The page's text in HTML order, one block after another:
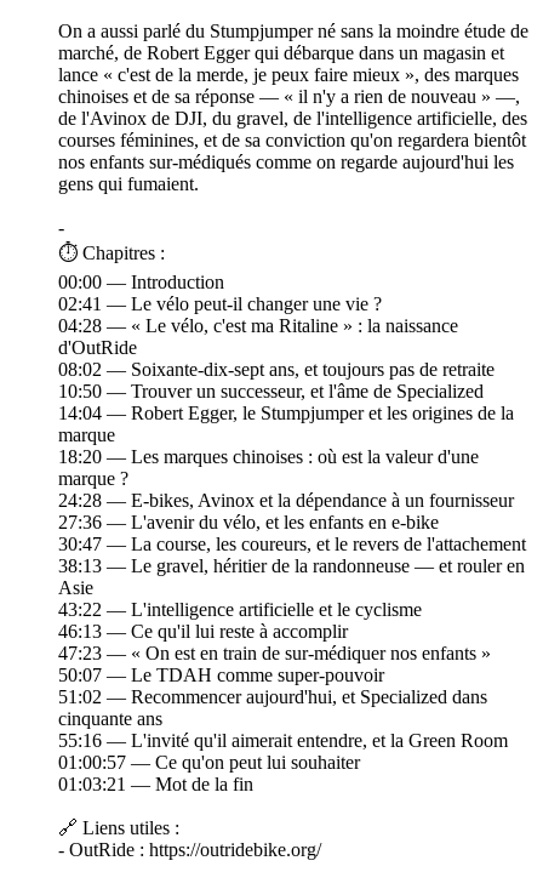
On a aussi parlé du Stumpjumper né sans la moindre étude de
marché, de Robert Egger qui débarque dans un magasin et
lance « c'est de la merde, je peux faire mieux », des marques
chinoises et de sa réponse — « il n'y a rien de nouveau » —,
de l'Avinox de DJI, du gravel, de l'intelligence artificielle, des
courses féminines, et de sa conviction qu'on regardera bientôt
nos enfants sur-médiqués comme on regarde aujourd'hui les
gens qui fumaient.
-
⏱️ Chapitres :
00:00 — Introduction
02:41 — Le vélo peut-il changer une vie ?
04:28 — « Le vélo, c'est ma Ritaline » : la naissance
d'OutRide
08:02 — Soixante-dix-sept ans, et toujours pas de retraite
10:50 — Trouver un successeur, et l'âme de Specialized
14:04 — Robert Egger, le Stumpjumper et les origines de la
marque
18:20 — Les marques chinoises : où est la valeur d'une
marque ?
24:28 — E-bikes, Avinox et la dépendance à un fournisseur
27:36 — L'avenir du vélo, et les enfants en e-bike
30:47 — La course, les coureurs, et le revers de l'attachement
38:13 — Le gravel, héritier de la randonneuse — et rouler en
Asie
43:22 — L'intelligence artificielle et le cyclisme
46:13 — Ce qu'il lui reste à accomplir
47:23 — « On est en train de sur-médiquer nos enfants »
50:07 — Le TDAH comme super-pouvoir
51:02 — Recommencer aujourd'hui, et Specialized dans
cinquante ans
55:16 — L'invité qu'il aimerait entendre, et la Green Room
01:00:57 — Ce qu'on peut lui souhaiter
01:03:21 — Mot de la fin
🔗 Liens utiles :
- OutRide : https://outridebike.org/